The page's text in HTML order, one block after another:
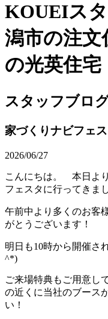
KOUEIス
潟市の注文
の光英住宅
スタッフブロ
家づくりナビフェ
2026/06/27
こんにちは。 本日よ
フェスタに行ってきま
午前中より多くのお客
がとうございます！
明日も10時から開催さ
^*)
ご来場特典もご用意し
の近くに当社のブース
い！